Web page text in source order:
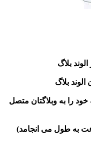
بلاگ
بلاگ
را به وبلاگتان متصل